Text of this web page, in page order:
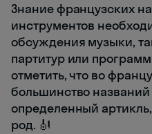
Знание французских
инструментов
обсуждения музыки,
партитур или
отметить, что во
большинство
определенный
род. 🎻